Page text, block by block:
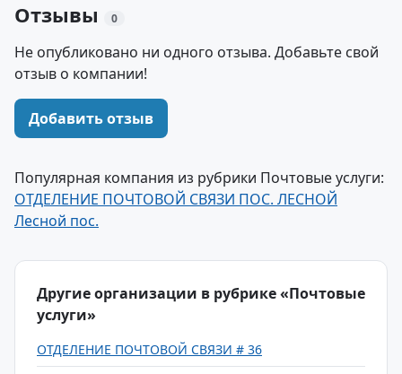
Отзывы 0
Не опубликовано ни одного отзыва. Добавьте свой
отзыв о компании!
Добавить отзыв
Популярная компания из рубрики Почтовые услуги:
ОТДЕЛЕНИЕ ПОЧТОВОЙ СВЯЗИ ПОС. ЛЕСНОЙ
Лесной пос.
Другие организации в рубрике «Почтовые
услуги»
ОТДЕЛЕНИЕ ПОЧТОВОЙ СВЯЗИ # 36